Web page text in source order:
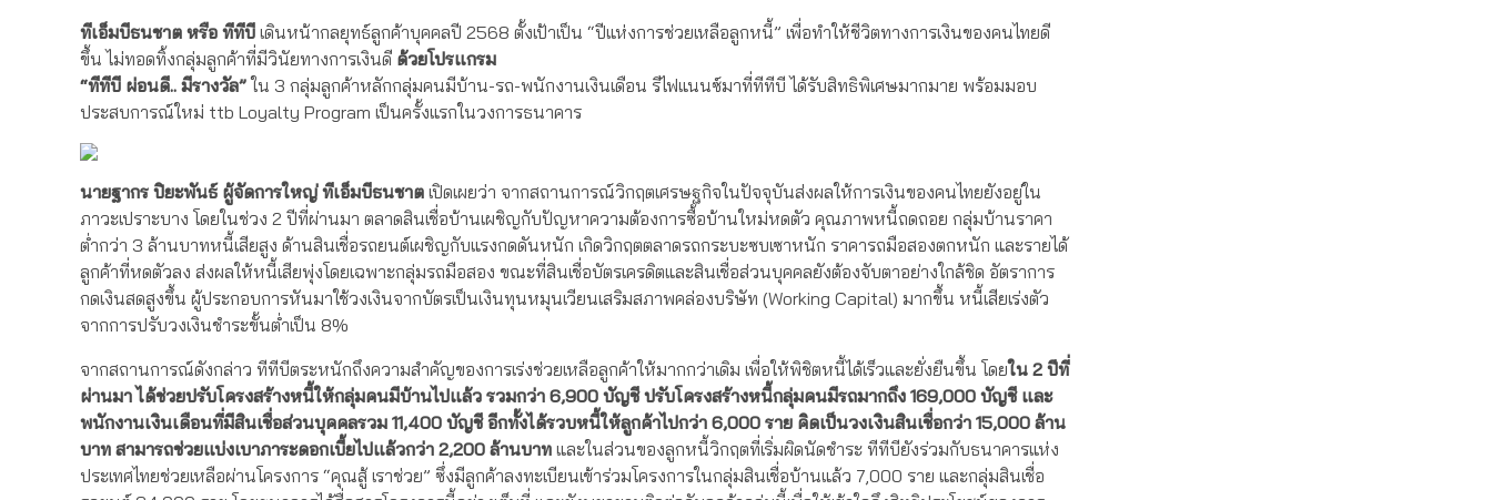
ทีเอ็มบีธนชาต หรือ ทีทีบี เดินหน้ากลยุทธ์ลูกค้าบุคคลปี 2568 ตั้งเป้าเป็น “ปีแห่งการช่วยเหลือลูกหนี้” เพื่อทำให้ชีวิตทางการเงินของคนไทยดี
ขึ้น ไม่ทอดทิ้งกลุ่มลูกค้าที่มีวินัยทางการเงินดี ด้วยโปรแกรม
“ทีทีบี ผ่อนดี.. มีรางวัล”ใน 3 กลุ่มลูกค้าหลักกลุ่มคนมีบ้าน-รถ-พนักงานเงินเดือน รีไฟแนนซ์มาที่ทีทีบี ได้รับสิทธิพิเศษมากมาย พร้อมมอบ
ประสบการณ์ใหม่ ttb Loyalty Program เป็นครั้งแรกในวงการธนาคาร
นายฐากร ปิยะพันธ์ ผู้จัดการใหญ่ ทีเอ็มบีธนชาต เปิดเผยว่า จากสถานการณ์วิกฤตเศรษฐกิจในปัจจุบันส่งผลให้การเงินของคนไทยยังอยู่ใน
ภาวะเปราะบาง โดยในช่วง 2 ปีที่ผ่านมา ตลาดสินเชื่อบ้านเผชิญกับปัญหาความต้องการซื้อบ้านใหม่หดตัว คุณภาพหนี้ถดถอย กลุ่มบ้านราคา
ต่ำกว่า 3 ล้านบาทหนี้เสียสูง ด้านสินเชื่อรถยนต์เผชิญกับแรงกดดันหนัก เกิดวิกฤตตลาดรถกระบะซบเซาหนัก ราคารถมือสองตกหนัก และรายได้
ลูกค้าที่หดตัวลง ส่งผลให้หนี้เสียพุ่งโดยเฉพาะกลุ่มรถมือสอง ขณะที่สินเชื่อบัตรเครดิตและสินเชื่อส่วนบุคคลยังต้องจับตาอย่างใกล้ชิด อัตราการ
กดเงินสดสูงขึ้น ผู้ประกอบการหันมาใช้วงเงินจากบัตรเป็นเงินทุนหมุนเวียนเสริมสภาพคล่องบริษัท (Working Capital) มากขึ้น หนี้เสียเร่งตัว
จากการปรับวงเงินชำระขั้นต่ำเป็น 8%
จากสถานการณ์ดังกล่าว ทีทีบีตระหนักถึงความสำคัญของการเร่งช่วยเหลือลูกค้าให้มากกว่าเดิม เพื่อให้พิชิตหนี้ได้เร็วและยั่งยืนขึ้น โดยใน 2 ปีที่
ผ่านมา ได้ช่วยปรับโครงสร้างหนี้ให้กลุ่มคนมีบ้านไปแล้ว รวมกว่า 6,900 บัญชี ปรับโครงสร้างหนี้กลุ่มคนมีรถมากถึง 169,000 บัญชี และ
พนักงานเงินเดือนที่มีสินเชื่อส่วนบุคคลรวม 11,400 บัญชี อีกทั้งได้รวบหนี้ให้ลูกค้าไปกว่า 6,000 ราย คิดเป็นวงเงินสินเชื่อกว่า 15,000 ล้าน
บาท สามารถช่วยแบ่งเบาภาระดอกเบี้ยไปแล้วกว่า 2,200 ล้านบาท และในส่วนของลูกหนี้วิกฤตที่เริ่มผิดนัดชำระ ทีทีบียังร่วมกับธนาคารแห่ง
ประเทศไทยช่วยเหลือผ่านโครงการ “คุณสู้ เราช่วย” ซึ่งมีลูกค้าลงทะเบียนเข้าร่วมโครงการในกลุ่มสินเชื่อบ้านแล้ว 7,000 ราย และกลุ่มสินเชื่อ